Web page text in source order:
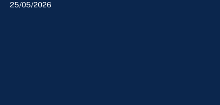
25/05/2026